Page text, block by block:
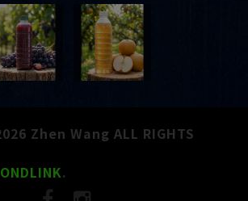
Zhen Wang ALL RIGHTS
.